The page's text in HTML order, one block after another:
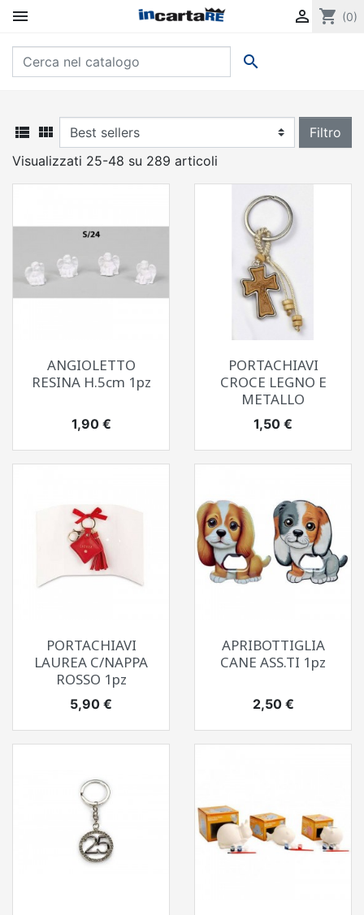
  shopping_cart (0)

 
Filtro
Visualizzati 25-48 su 289 articoli
ANGIOLETTO
RESINA H.5cm 1pz
Prezzo
1,90 €
PORTACHIAVI
CROCE LEGNO E
METALLO
Prezzo
1,50 €
PORTACHIAVI
LAUREA C/NAPPA
ROSSO 1pz
Prezzo
5,90 €
APRIBOTTIGLIA
CANE ASS.TI 1pz
Prezzo
2,50 €